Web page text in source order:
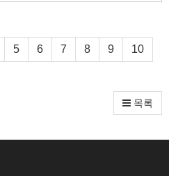
5 6 7 8 9 10
목록